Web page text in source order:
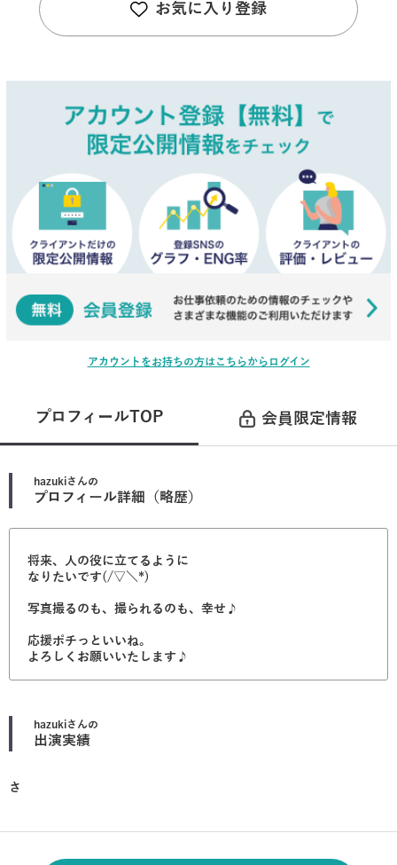
お気に入り登録
アカウントをお持ちの方はこちらからログイン
プロフィールTOP 会員限定情報
hazukiさんの
プロフィール詳細（略歴）
将来、人の役に立てるように
なりたいです(/▽＼*)
写真撮るのも、撮られるのも、幸せ♪
応援ポチっといいね。
よろしくお願いいたします♪
hazukiさんの
出演実績
さ